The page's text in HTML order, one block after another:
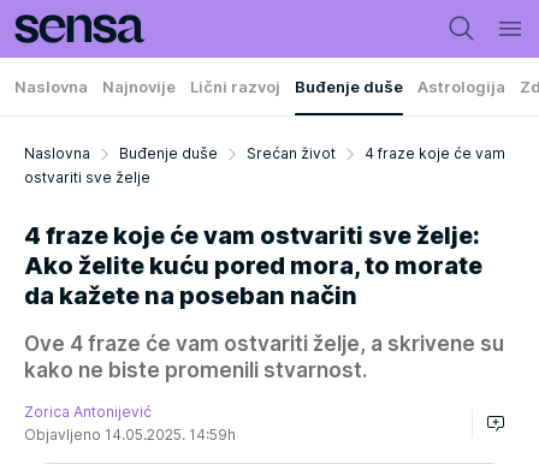
Naslovna Najnovije Lični razvoj Buđenje duše Astrologija
Naslovna Buđenje duše Srećan život
4 fraze koje će vam
ostvariti sve želje
4 fraze koje će vam ostvariti sve želje:
Ako želite kuću pored mora, to morate
da kažete na poseban način
Ove 4 fraze će vam ostvariti želje, a skrivene su
kako ne biste promenili stvarnost.
Zorica Antonijević
Objavljeno 14.05.2025. 14:59h